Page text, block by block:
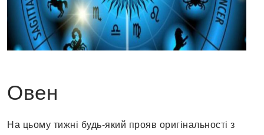
Овен
На цьому тижні будь-який прояв оригінальності з